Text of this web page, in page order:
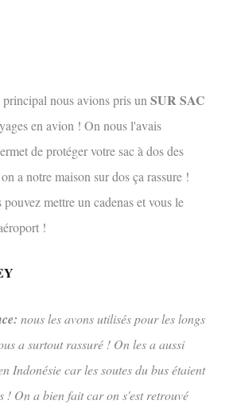
principal nous avions pris un SUR SAC
en avion ! On nous l'avais
de protéger votre sac à dos des
a notre maison sur dos ça rassure !
mettre un cadenas et vous le
!
nous les avons utilisés pour les longs
a surtout rassuré ! On les a aussi
Indonésie car les soutes du bus étaient
! On a bien fait car on s'est retrouvé